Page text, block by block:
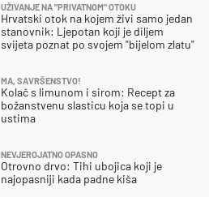
UŽIVANJE NA "PRIVATNOM" OTOKU
Hrvatski otok na kojem živi samo jedan
stanovnik: Ljepotan koji je diljem
svijeta poznat po svojem "bijelom zlatu"
MA, SAVRŠENSTVO!
Kolač s limunom i sirom: Recept za
božanstvenu slasticu koja se topi u
ustima
NEVJEROJATNO OPASNO
Otrovno drvo: Tihi ubojica koji je
najopasniji kada padne kiša